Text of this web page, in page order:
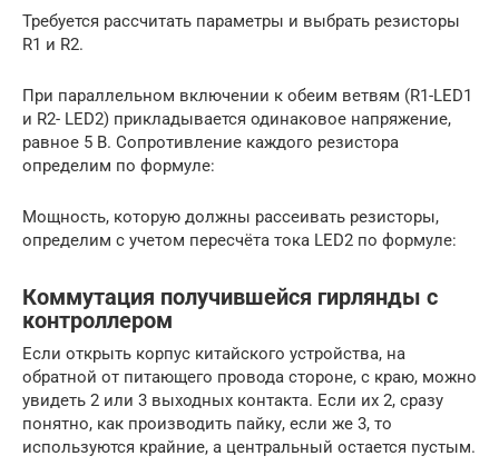
Требуется рассчитать параметры и выбрать резисторы
R1 и R2.
При параллельном включении к обеим ветвям (R1-LED1
и R2- LED2) прикладывается одинаковое напряжение,
равное 5 В. Сопротивление каждого резистора
определим по формуле:
Мощность, которую должны рассеивать резисторы,
определим с учетом пересчёта тока LED2 по формуле:
Коммутация получившейся гирлянды с
контроллером
Если открыть корпус китайского устройства, на
обратной от питающего провода стороне, с краю, можно
увидеть 2 или 3 выходных контакта. Если их 2, сразу
понятно, как производить пайку, если же 3, то
используются крайние, а центральный остается пустым.